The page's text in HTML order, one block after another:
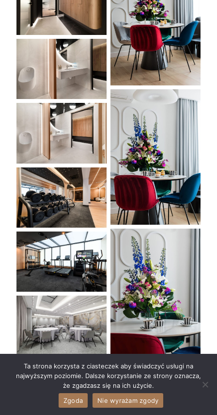
Ta strona korzysta z ciasteczek aby świadczyć usługi na
najwyższym poziomie. Dalsze korzystanie ze strony oznacza,
że zgadzasz się na ich użycie.
Zgoda
Nie wyrażam zgody